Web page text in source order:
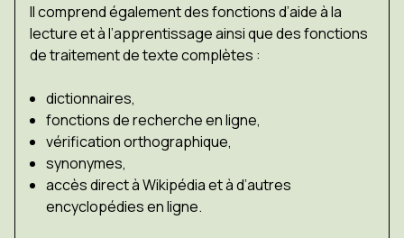
Il comprend également des fonctions d’aide à la
lecture et à l’apprentissage ainsi que des fonctions
de traitement de texte complètes :
dictionnaires,
fonctions de recherche en ligne,
vérification orthographique,
synonymes,
accès direct à Wikipédia et à d’autres
encyclopédies en ligne.